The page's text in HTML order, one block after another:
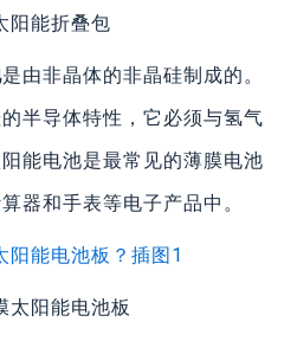
阳能折叠包
是由非晶体的非晶硅制成的。
半导体特性，它必须与氢气
能电池是最常见的薄膜电池
器和手表等电子产品中。
太阳能电池板